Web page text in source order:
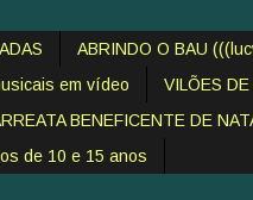
ABRINDO O BAU
em vídeo
VILÕES
BENEFICENTE DE
de 10 e 15 anos